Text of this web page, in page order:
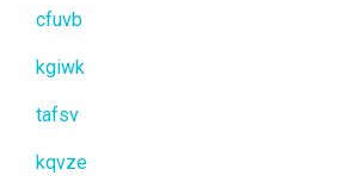
cfuvb
kgiwk
tafsv
kqvze